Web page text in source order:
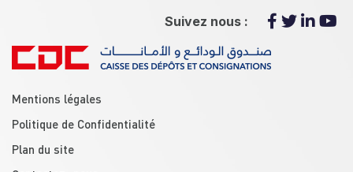
Suivez nous :
Mentions légales
Politique de Confidentialité
Plan du site